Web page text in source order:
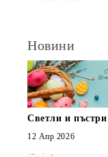
Новини
Светли и
12 Апр 2026